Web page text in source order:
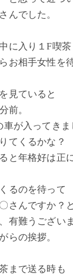
んでした。
に入り１F喫
お相手女性を
見ていると
前。
が入ってきま
てくるかな？
と年格好は正
るのを待って
さんですか？
有難うござい
らの挨拶。
まで送る時も